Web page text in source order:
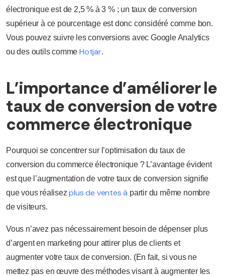
électronique est de 2,5 % à 3 % ; un taux de conversion
supérieur à ce pourcentage est donc considéré comme bon.
Vous pouvez suivre les conversions avec Google Analytics
ou des outils commeHotjar.
L’importance d’améliorer le
taux de conversion de votre
commerce électronique
Pourquoi se concentrer sur l’optimisation du taux de
conversion du commerce électronique ? L’avantage évident
est que l’augmentation de votre taux de conversion signifie
que vous réalisezplus de ventes à partir du même nombre
de visiteurs.
Vous n’avez pas nécessairement besoin de dépenser plus
d’argent en marketing pour attirer plus de clients et
augmenter votre taux de conversion. (En fait, si vous ne
mettez pas en œuvre des méthodes visant à augmenter les